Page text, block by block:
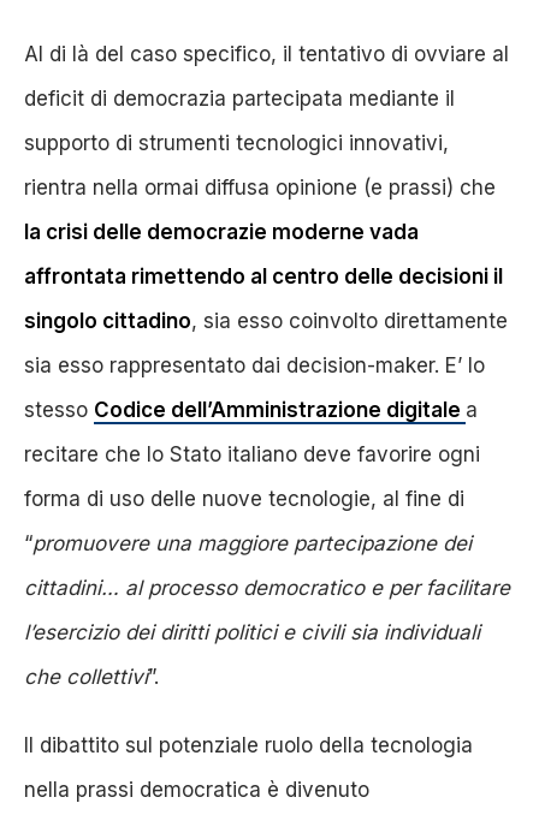
Al di là del caso specifico, il tentativo di ovviare al
deficit di democrazia partecipata mediante il
supporto di strumenti tecnologici innovativi,
rientra nella ormai diffusa opinione (e prassi) che
la crisi delle democrazie moderne vada
affrontata rimettendo al centro delle decisioni il
singolo cittadino, sia esso coinvolto direttamente
sia esso rappresentato dai decision-maker. E’ lo
stesso Codice dell’Amministrazione digitale a
recitare che lo Stato italiano deve favorire ogni
forma di uso delle nuove tecnologie, al fine di
“promuovere una maggiore partecipazione dei
cittadini… al processo democratico e per facilitare
l’esercizio dei diritti politici e civili sia individuali
che collettivi”.
Il dibattito sul potenziale ruolo della tecnologia
nella prassi democratica è divenuto